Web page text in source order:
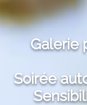
Galerie
Soirée